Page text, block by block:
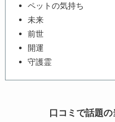
ペットの気持ち
未来
前世
開運
守護霊
口コミで話題